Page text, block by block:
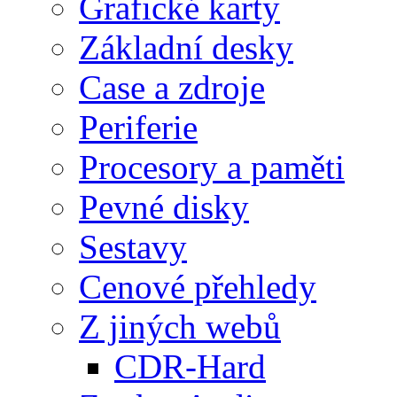
Základní desky
Case a zdroje
Periferie
Procesory a paměti
Pevné disky
Sestavy
Cenové přehledy
Z jiných webů
CDR-Hard